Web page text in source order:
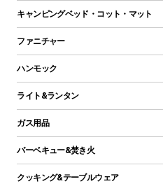
ツールームテント
ワンポールテント
シェルターテント
ロッジ型・オリジナルテント
タープ
レクタングラー型（封筒型）シュラフ
インナーシュラフ
キャンピングベッド・コット・マット
キャンピングベッド・コット
インフレータブルマット
ファニチャー
アウトドアテーブル
レジャーシート
ハンモック
ライト&ランタン
LEDランタン
ガスランタン
オイルランタン
ガス用品
ガスバーナー
バーベキュー&焚き火
バーベキューコンロ、グリル
クッキング&テーブルウェア